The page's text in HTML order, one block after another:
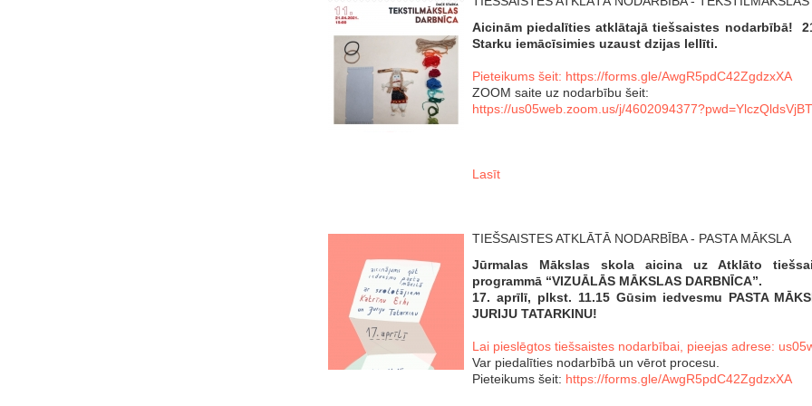
Aicinām piedalīties atklātajā tiešsaistes nodarbībā!
Starku iemācīsimies uzaust dzijas lellīti.
Pieteikums šeit: https://forms.gle/AwgR5pdC42ZgdzxXA
ZOOM saite uz nodarbību šeit:
https://us05web.zoom.us/j/
Lasīt
TIEŠSAISTES ATKLĀTĀ NODARBĪBA - PASTA MĀKSLA
Jūrmalas Mākslas skola aicina uz Atklāto
programmā “VIZUĀLĀS MĀKSLAS DARBNĪCA”.
17. aprīlī, plkst. 11.15 Gūsim iedvesmu PASTA
JURIJU TATARKINU!
Lai pieslēgtos tiešsaistes nodarbībai, pieejas adrese:
Var piedalīties nodarbībā un vērot procesu.
Pieteikums šeit: https://forms.gle/AwgR5pdC42ZgdzxXA